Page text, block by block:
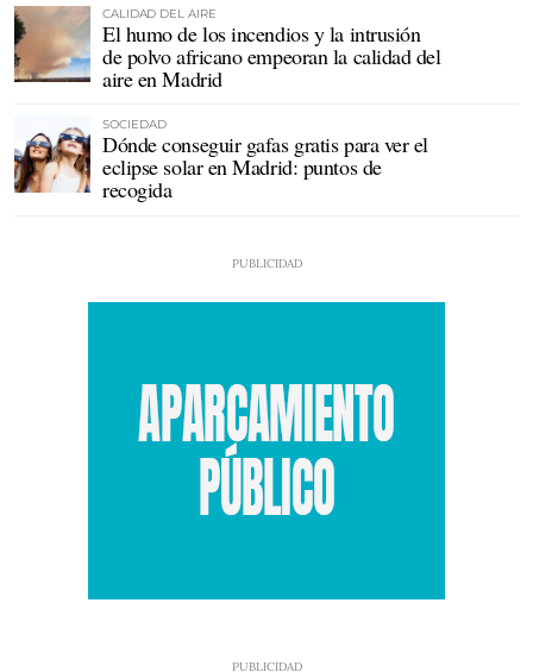
CALIDAD DEL AIRE
El humo de los incendios y la intrusión
de polvo africano empeoran la calidad del
aire en Madrid
SOCIEDAD
Dónde conseguir gafas gratis para ver el
eclipse solar en Madrid: puntos de
recogida